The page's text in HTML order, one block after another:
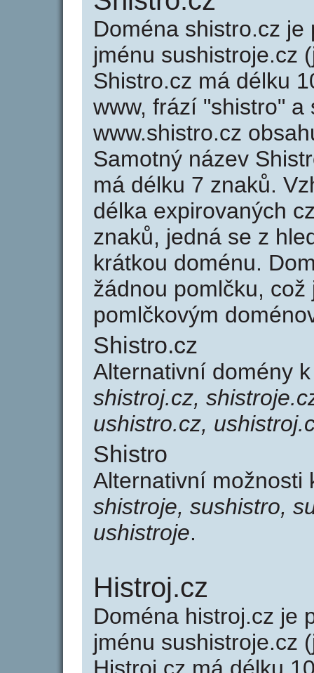
Doména shistro.cz
jménu sushistroje.cz
Shistro.cz má délku
www, frází "shistro"
www.shistro.cz
Samotný název
má délku 7 znaků.
délka expirovaných
znaků, jedná se z
krátkou doménu.
žádnou pomlčku,
pomlčkovým
Shistro.cz
Alternativní domény
shistroj.cz,
ushistro.cz,
Shistro
Alternativní
shistroje, sushistro,
ushistroje.
Histroj.cz
Doména histroj.cz je
jménu sushistroje.cz